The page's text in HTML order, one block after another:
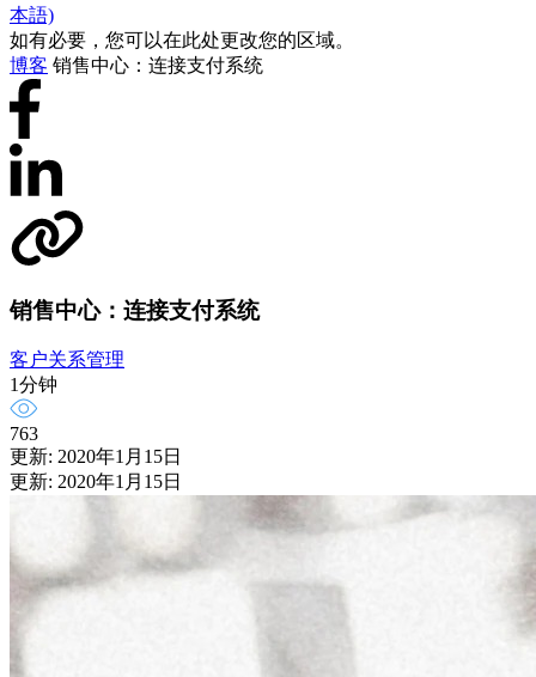
本語)
如有必要，您可以在此处更改您的区域。
博客 销售中心：连接支付系统
销售中心：连接支付系统
客户关系管理
1分钟
763
更新: 2020年1月15日
更新: 2020年1月15日